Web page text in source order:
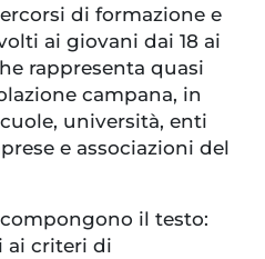
di formazione e
ai giovani dai 18 ai
rappresenta quasi
campana, in
università, enti
e associazioni del
il testo:
ai criteri di